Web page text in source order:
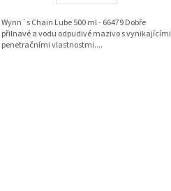
Wynn´s Chain Lube 500 ml - 66479 Dobře
přilnavé a vodu odpudivé mazivo s vynikajícími
penetračními vlastnostmi....